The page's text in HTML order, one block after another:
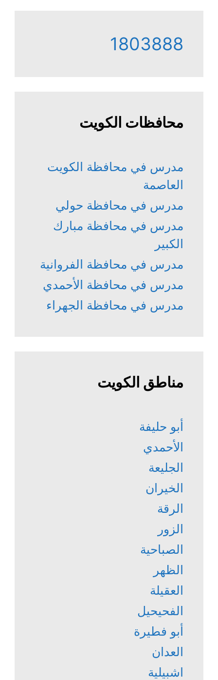
1803888
محافظات الكويت
مدرس في محافظة الكويت
العاصمة
مدرس في محافظة حولي
مدرس في محافظة مبارك
الكبير
مدرس في محافظة الفروانية
مدرس في محافظة الأحمدي
مدرس في محافظة الجهراء
مناطق الكويت
أبو حليفة
الأحمدي
الجليعة
الخيران
الرقة
الزور
الصباحية
الظهر
العقيلة
الفحيحيل
أبو فطيرة
العدان
اشبيلية